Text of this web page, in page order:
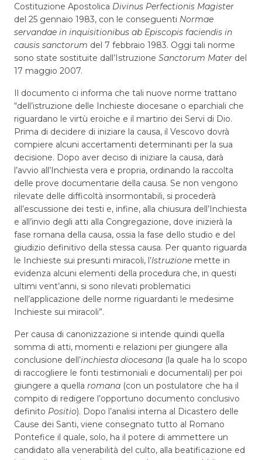
Costituzione Apostolica Divinus Perfectionis Magister
del 25 gennaio 1983, con le conseguenti Normae
servandae in inquisitionibus ab Episcopis faciendis in
causis sanctorum del 7 febbraio 1983. Oggi tali norme
sono state sostituite dall’Istruzione Sanctorum Mater del
17 maggio 2007.
Il documento ci informa che tali nuove norme trattano
“dell’istruzione delle Inchieste diocesane o eparchiali che
riguardano le virtù eroiche e il martirio dei Servi di Dio.
Prima di decidere di iniziare la causa, il Vescovo dovrà
compiere alcuni accertamenti determinanti per la sua
decisione. Dopo aver deciso di iniziare la causa, darà
l’avvio all’Inchiesta vera e propria, ordinando la raccolta
delle prove documentarie della causa. Se non vengono
rilevate delle difficoltà insormontabili, si procederà
all’escussione dei testi e, infine, alla chiusura dell’Inchiesta
e all’invio degli atti alla Congregazione, dove inizierà la
fase romana della causa, ossia la fase dello studio e del
giudizio definitivo della stessa causa. Per quanto riguarda
le Inchieste sui presunti miracoli, l’Istruzione mette in
evidenza alcuni elementi della procedura che, in questi
ultimi vent’anni, si sono rilevati problematici
nell’applicazione delle norme riguardanti le medesime
Inchieste sui miracoli”.
Per causa di canonizzazione si intende quindi quella
somma di atti, momenti e relazioni per giungere alla
conclusione dell’inchiesta diocesana (la quale ha lo scopo
di raccogliere le fonti testimoniali e documentali) per poi
giungere a quella romana (con un postulatore che ha il
compito di redigere l’opportuno documento conclusivo
definito Positio). Dopo l’analisi interna al Dicastero delle
Cause dei Santi, viene consegnato tutto al Romano
Pontefice il quale, solo, ha il potere di ammettere un
candidato alla venerabilità del culto, alla beatificazione ed